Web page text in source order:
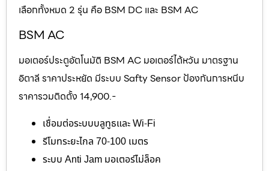
เลือกทั้งหมด 2 รุ่น คือ BSM DC และ BSM AC
BSM AC
มอเตอร์ประตูอัตโนมัติ BSM AC มอเตอร์ไต้หวัน มาตรฐาน
อิตาลี ราคาประหยัด มีระบบ Safty Sensor ป้องกันการหนีบ
ราคารวมติดตั้ง 14,900.-
เชื่อมต่อระบบบลูทูธและ Wi-Fi
รีโมทระยะไกล 70-100 เมตร
ระบบ Anti Jam มอเตอร์ไม่ล็อค